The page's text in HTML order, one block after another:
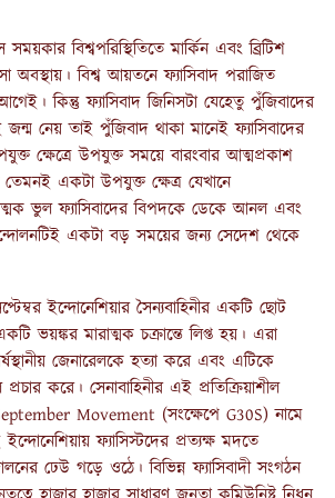
বিশ্বপরিস্থিতিতে মার্কিন এবং ব্রিটিশ
অবস্থায়। বিশ্ব আয়তনে ফ্যাসিবাদ পরাজিত
কিন্তু ফ্যাসিবাদ জিনিসটা যেহেতু পুঁজিবাদের
নেয় তাই পুঁজিবাদ থাকা মানেই ফ্যাসিবাদের
ক্ষেত্রে উপযুক্ত সময়ে বারংবার আত্মপ্রকাশ
একটা উপযুক্ত ক্ষেত্র যেখানে
ভুল ফ্যাসিবাদের বিপদকে ডেকে আনল এবং
একটা বড় সময়ের জন্য সেদেশ থেকে
ইন্দোনেশিয়ার সৈন্যবাহিনীর একটি ছোট
ভয়ঙ্কর মারাত্মক চক্রান্তে লিপ্ত হয়। এরা
জেনারেলকে হত্যা করে এবং এটিকে
করে। সেনাবাহিনীর এই প্রতিক্রিয়াশীল
Movement (সংক্ষেপে G30S) নামে
ফ্যাসিস্টদের প্রত্যক্ষ মদতে
ঢেউ গড়ে ওঠে। বিভিন্ন ফ্যাসিবাদী সংগঠন